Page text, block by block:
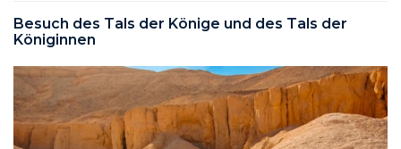
Besuch des Tals der Könige und des Tals der
Königinnen